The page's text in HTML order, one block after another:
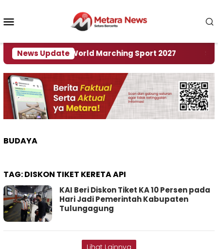
konten
News Update
Rumah World Marching Sport 2027 ‎Soal
BUDAYA
TAG:DISKON TIKET KERETA API
KAI Beri Diskon Tiket KA 10 Persen pada
Hari Jadi Pemerintah Kabupaten
Tulungagung